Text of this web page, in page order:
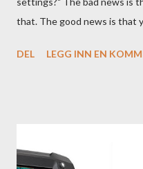
that. The good news is that
you should tweak and why.
DEL LEGG INN EN